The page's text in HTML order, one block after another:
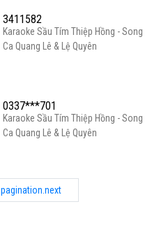
3411582
Karaoke Sầu Tím Thiệp Hồng - Song
Ca Quang Lê & Lệ Quyên
0337***701
Karaoke Sầu Tím Thiệp Hồng - Song
Ca Quang Lê & Lệ Quyên
pagination.next